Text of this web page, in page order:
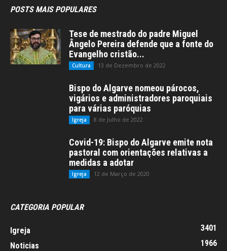
POSTS MAIS POPULARES
Tese de mestrado do padre Miguel
Ângelo Pereira defende que a fonte do
Evangelho cristão...
Cultura 13 de Dezembro de 2022
Bispo do Algarve nomeou párocos,
vigários e administradores paroquiais
para várias paróquias
Igreja 8 de Julho de 2022
Covid-19: Bispo do Algarve emite nota
pastoral com orientações relativas a
medidas a adotar
Igreja 12 de Março de 2020
CATEGORIA POPULAR
Igreja
3401
Noticias
1966